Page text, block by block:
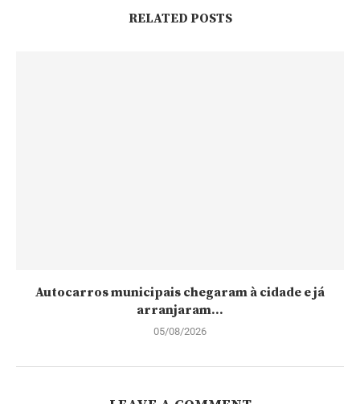
RELATED POSTS
Autocarros municipais chegaram à cidade e já
arranjaram...
05/08/2026